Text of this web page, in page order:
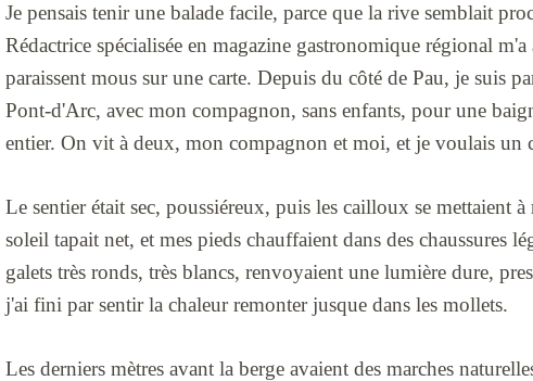
Je pensais tenir une balade facile, parce que la rive semblait
Rédactrice spécialisée en magazine gastronomique régional
paraissent mous sur une carte. Depuis du côté de Pau, je suis
Pont-d'Arc, avec mon compagnon, sans enfants, pour une
entier. On vit à deux, mon compagnon et moi, et je voulais un
Le sentier était sec, poussiéreux, puis les cailloux se mettaient
soleil tapait net, et mes pieds chauffaient dans des chaussures
galets très ronds, très blancs, renvoyaient une lumière dure,
j'ai fini par sentir la chaleur remonter jusque dans les mollets.
Les derniers mètres avant la berge avaient des marches